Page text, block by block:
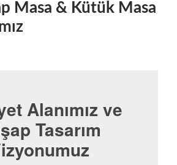
Masa
Masa & Kütük Masa
Alanımız ve
Tasarım